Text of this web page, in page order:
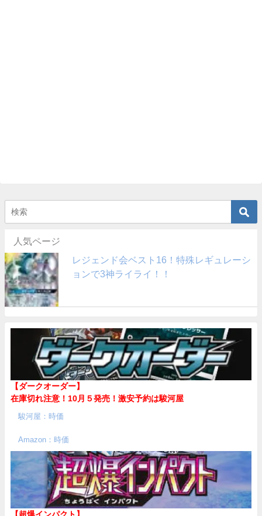
人気ページ
レジェンド会ベスト16！特殊レギュレーシ
ョンで3神ライライ！！
【ダークオーダー】
在庫切れ注意！10月５発売！ 激安予約は駿河屋
駿河屋：時価
Amazon：時価
【超爆インパクト】